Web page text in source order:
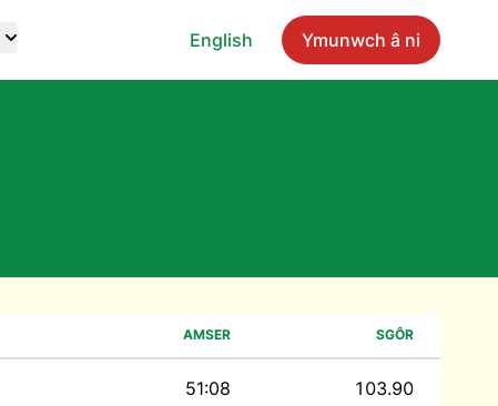
English Ymunwch â ni
AMSER SGÔR
51:08 103.90